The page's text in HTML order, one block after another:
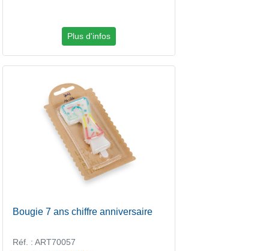
Plus d'infos
Bougie 7 ans chiffre anniversaire
Réf. : ART70057